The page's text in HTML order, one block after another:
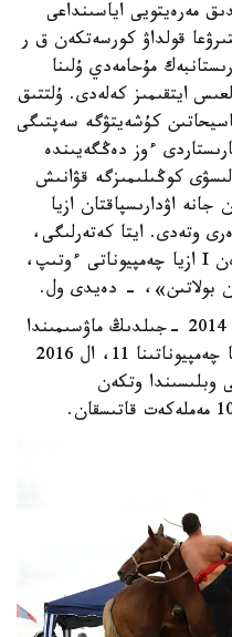
استانانىڭ 20 جىلدىق مەرەيتويى اياسىنداعى
قولداۋ كورسەتكەن ق ر
مۇحامەدي ۇلىنا
ايتقىمىز كەلەدى. ۇلتتىق
كۇشەيتۋگە سەپتىگى
ءوز دەڭگەيىندە
كوڭىلىمىزگە قۋانىش
اۋدارىسپاقتان ازيا
كۇندەرى وتەدى. ايتا كەتەرلىگى،
2015 -جىلى استانادا تەڭگە ىلۋدەن I ازيا چەمپيوناتى ءوتىپ،
نۇرسۇلتان يبراگيموۆتىڭ ايتۋىنشا، 2014 -جىلدىڭ ماۋسىمىندا
استانادا وتكەن اۋدارىسپاقتان I ازيا چەمپيوناتىنا 11، ال 2016
وبلىسىندا وتكەن